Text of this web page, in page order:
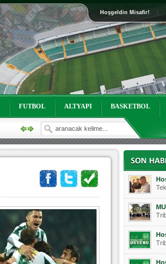
Hoşgeldin Misafir!
FUTBOL ALTYAPI BASKETBOL